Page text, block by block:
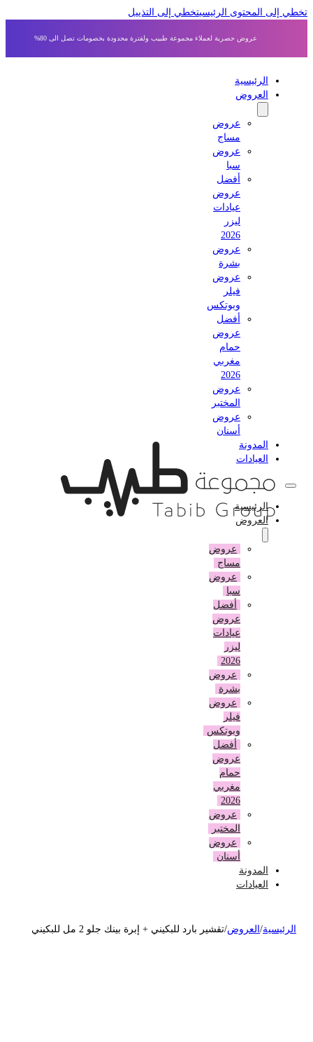
إلى المحتوى الرئيسي تخطي إلى التذييل
عروض حصرية لعملاء مجموعة طبيب ولفترة محدودة بخصومات تصل الى 80%
الرئيسية
العروض
عروض
مساج
عروض
أفضل
عروض
عيادات
عروض
بشرة
عروض
وبوتكس
أفضل
عروض
حمام
مغربي
عروض
المختبر
عروض
أسنان
المدونة
العيادات
الرئيسية
العروض
عروض
مساج
عروض
أفضل
عروض
عيادات
عروض
بشرة
عروض
وبوتكس
أفضل
عروض
حمام
مغربي
عروض
المختبر
عروض
أسنان
المدونة
العيادات
/العروض تقشير بارد للبكيني + إبرة بينك جلو 2 مل للبكيني